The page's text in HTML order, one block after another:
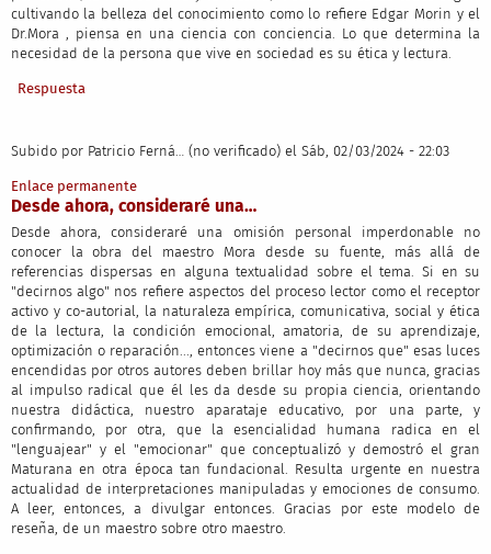
cultivando la belleza del conocimiento como lo refiere Edgar Morin y el
Dr.Mora , piensa en una ciencia con conciencia. Lo que determina la
necesidad de la persona que vive en sociedad es su ética y lectura.
Respuesta
Subido por Patricio Ferná… (no verificado) el Sáb, 02/03/2024 - 22:03
Enlace permanente
Desde ahora, consideraré una…
Desde ahora, consideraré una omisión personal imperdonable no
conocer la obra del maestro Mora desde su fuente, más allá de
referencias dispersas en alguna textualidad sobre el tema. Si en su
"decirnos algo" nos refiere aspectos del proceso lector como el receptor
activo y co-autorial, la naturaleza empírica, comunicativa, social y ética
de la lectura, la condición emocional, amatoria, de su aprendizaje,
optimización o reparación..., entonces viene a "decirnos que" esas luces
encendidas por otros autores deben brillar hoy más que nunca, gracias
al impulso radical que él les da desde su propia ciencia, orientando
nuestra didáctica, nuestro aparataje educativo, por una parte, y
confirmando, por otra, que la esencialidad humana radica en el
"lenguajear" y el "emocionar" que conceptualizó y demostró el gran
Maturana en otra época tan fundacional. Resulta urgente en nuestra
actualidad de interpretaciones manipuladas y emociones de consumo.
A leer, entonces, a divulgar entonces. Gracias por este modelo de
reseña, de un maestro sobre otro maestro.